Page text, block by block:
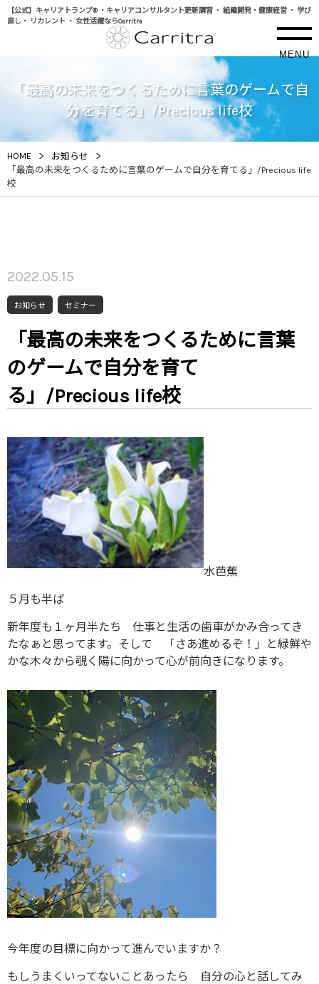
【公式】キャリアトランプ® ・キャリアコンサルタント更新講習 ・ 組織開発・健康経営 ・ 学び
直し・ リカレント ・ 女性活躍ならCarritra
MENU
「最高の未来をつくるために言葉のゲームで自
分を育てる」/Precious life校
HOME > お知らせ >
「最高の未来をつくるために言葉のゲームで自分を育てる」/Precious life
校
2022.05.15
お知らせ セミナー
「最高の未来をつくるために言葉
のゲームで自分を育て
る」/Precious life校
水芭蕉
５月も半ば
新年度も１ヶ月半たち 仕事と生活の歯車がかみ合ってき
たなぁと思ってます。そして 「さあ進めるぞ！」と緑鮮や
かな木々から覗く陽に向かって心が前向きになります。
今年度の目標に向かって進んでいますか？
もしうまくいってないことあったら 自分の心と話してみ